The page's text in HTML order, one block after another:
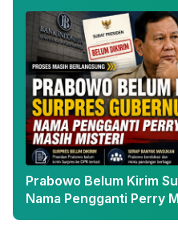
Prabowo Belum Kirim
Nama Pengganti Perry